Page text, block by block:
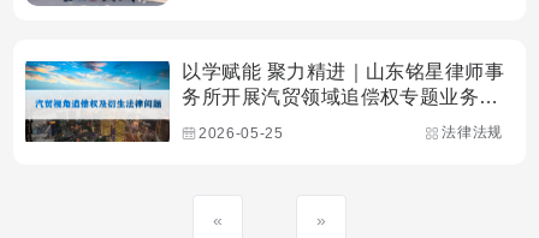
以学赋能 聚力精进｜山东铭星律师事
务所开展汽贸领域追偿权专题业务培
2026-05-25 法律法规
« »